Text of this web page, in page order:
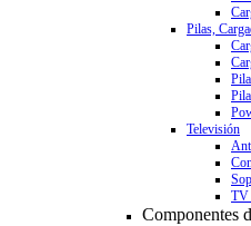
Pilas,
Televisión
TV
Componentes